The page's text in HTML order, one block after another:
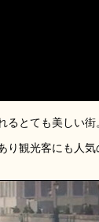
とても美しい街
観光客にも人気